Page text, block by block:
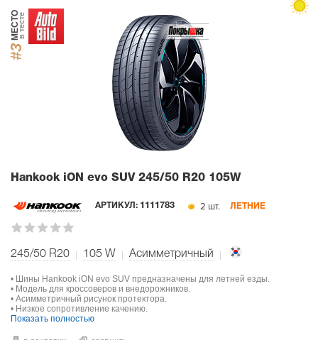
#3
МЕСТОв тесте
Hankook iON evo SUV 245/50 R20 105W
АРТИКУЛ: 1111783 2 шт. ЛЕТНИЕ
245/50 R20 105 W Асимметричный
• Шины Hankook iON evo SUV предназначены для летней езды.
• Модель для кроссоверов и внедорожников.
• Асимметричный рисунок протектора.
• Низкое сопротивление качению.
Показать полностью